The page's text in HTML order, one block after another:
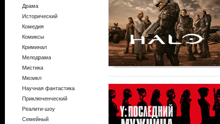
Драма
Исторический
Комедия
Комиксы
Криминал
Мелодрама
Мистика
Мюзикл
Научная фантастика
Приключенческий
Реалити-шоу
Семейный